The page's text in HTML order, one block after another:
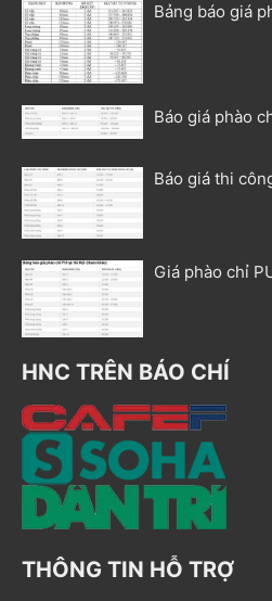
Bảng báo giá
Báo giá phào
Báo giá thi
Giá phào chỉ
HNC TRÊN BÁO CHÍ
THÔNG TIN HỖ TRỢ